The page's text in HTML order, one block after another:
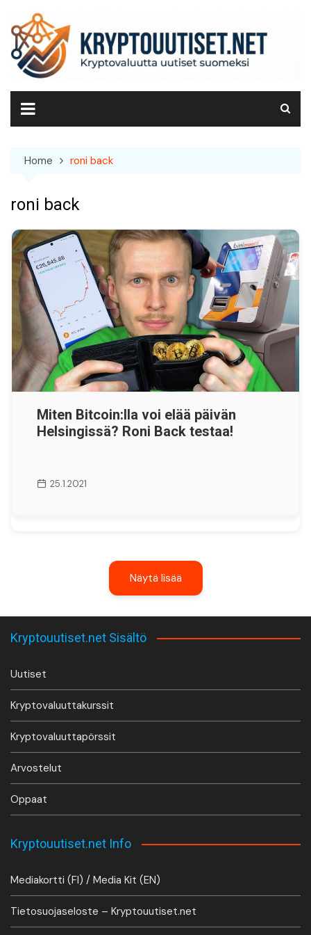
content
Home roni back
roni back
Miten Bitcoin:lla voi elää päivän
Helsingissä? Roni Back testaa!
25.1.2021
Näytä lisää
Kryptouutiset.net Sisältö
Uutiset
Kryptovaluuttakurssit
Kryptovaluuttapörssit
Arvostelut
Oppaat
Kryptouutiset.net Info
Mediakortti (FI) / Media Kit (EN)
Tietosuojaseloste – Kryptouutiset.net